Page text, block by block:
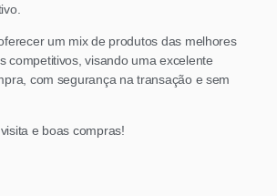
um mix de produtos das melhores
competitivos, visando uma excelente
com segurança na transação e sem
e boas compras!